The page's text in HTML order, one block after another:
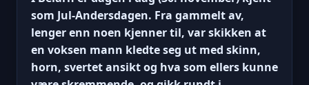
som Jul-Andersdagen. Fra gammelt av,
lenger enn noen kjenner til, var skikken at
en voksen mann kledte seg ut med skinn,
horn, svertet ansikt og hva som ellers kunne